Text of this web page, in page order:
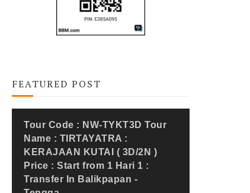
FEATURED POST
Tour Code : NW-TYKT3D Tour
Name : TIRTAYATRA :
KERAJAAN KUTAI ( 3D/2N )
Price : Start from 1 Hari 1 :
Transfer In Balikpapan -